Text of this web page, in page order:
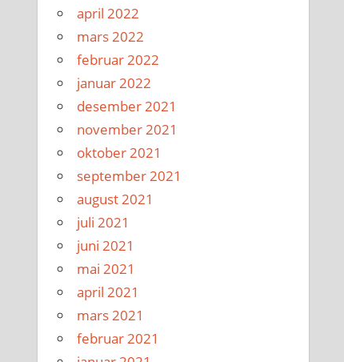
april 2022
mars 2022
februar 2022
januar 2022
desember 2021
november 2021
oktober 2021
september 2021
august 2021
juli 2021
juni 2021
mai 2021
april 2021
mars 2021
februar 2021